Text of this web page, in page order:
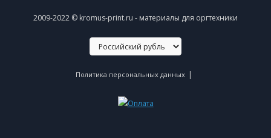
2009-2022 © kromus-print.ru - материалы для оргтехники
Политика персональных данных |